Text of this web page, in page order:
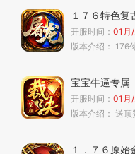
１７６特色复
开服时间： 01月
版本介绍： 176
宝宝牛逼专属
开服时间： 01月
版本介绍： 送顶
１．７６原始